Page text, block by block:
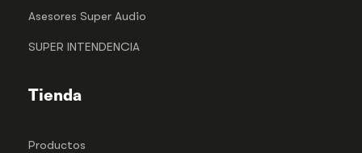
Asesores Super Audio
SUPER INTENDENCIA
Tienda
Productos